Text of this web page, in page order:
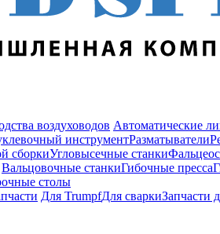
воздуховодов Автоматические
инструментРазматыватели
сборкиУгловысечные станки
Вальцовочные станкиГибочные пресса
столы
Для TrumpfДля сваркиЗапчасти